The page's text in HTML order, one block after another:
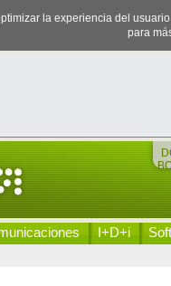
la experiencia del
para
I+D+i